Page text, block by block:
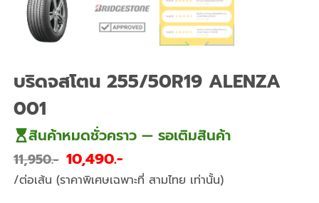
บริดจสโตน 255/50R19 ALENZA
001
สินค้าหมดชั่วคราว — รอเติมสินค้า
11,950 10,490
/ต่อเส้น (ราคาพิเศษเฉพาะที่ สามไทย เท่านั้น)